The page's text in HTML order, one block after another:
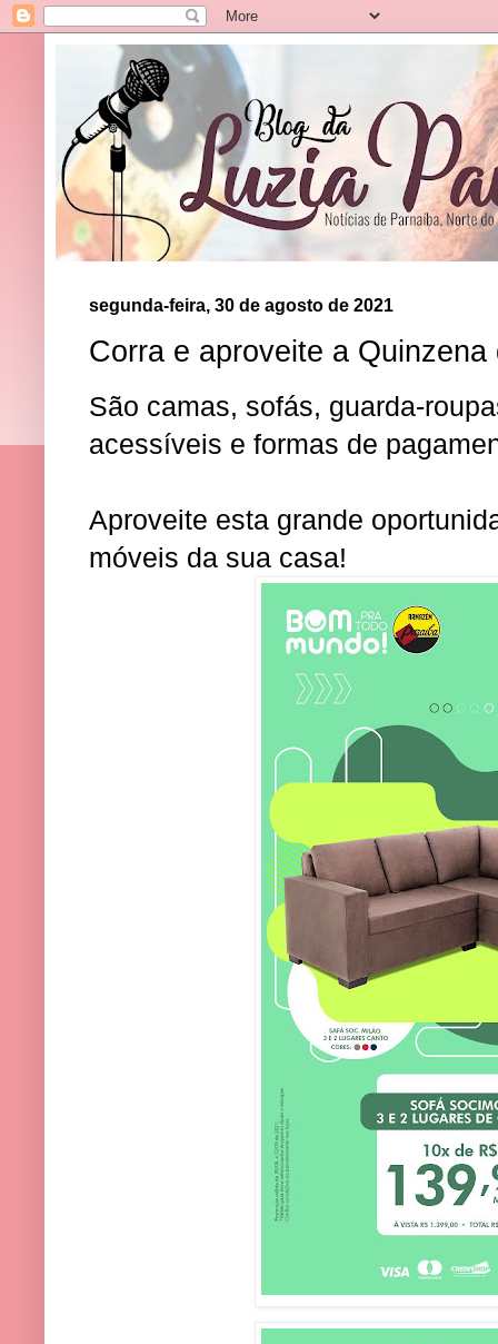
segunda-feira, 30 de agosto de 2021
Corra e aproveite a
São camas, sofás, guarda-
acessíveis e formas de
Aproveite esta grande
móveis da sua casa!